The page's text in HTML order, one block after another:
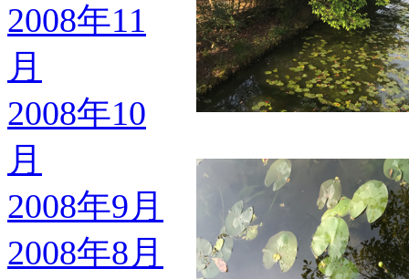
2008年11
月
2008年10
月
2008年9月
2008年8月